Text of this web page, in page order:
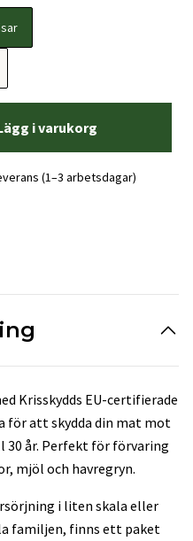
i varukorg
(1–3 arbetsdagar)
Krisskydds EU-certifierade
för att skydda din mat mot
30 år. Perfekt för förvaring
mjöl och havregryn.
i liten skala eller
familjen, finns ett paket